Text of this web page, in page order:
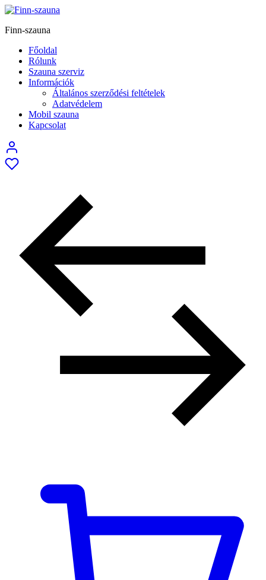
Finn-szauna
Főoldal
Rólunk
Szauna szerviz
Információk
Általános szerződési feltételek
Adatvédelem
Mobil szauna
Kapcsolat